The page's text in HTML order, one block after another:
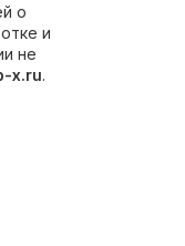
о
и
не
x.ru.